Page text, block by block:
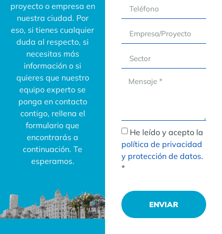
proyecto o empresa en
nuestra ciudad. Por
eso, si tienes cualquier
duda al respecto, si
necesitas más
información o si
quieres que nuestro
equipo experto se
ponga en contacto
contigo, rellena el
formulario que
encontrarás a
continuación. Te
esperamos.
He leído y acepto la
política de privacidad
y protección de datos.
*
ENVIAR